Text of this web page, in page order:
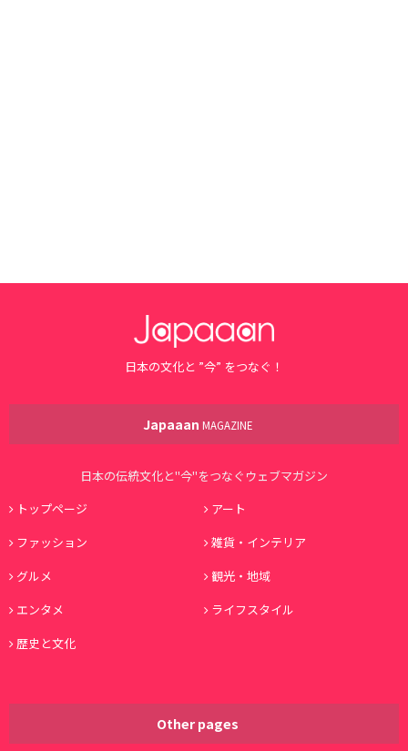
日本の文化と ”今” をつなぐ！
Japaaan MAGAZINE
日本の伝統文化と"今"をつなぐウェブマガジン
トップページ
アート
ファッション
雑貨・インテリア
グルメ
観光・地域
エンタメ
ライフスタイル
歴史と文化
Other pages